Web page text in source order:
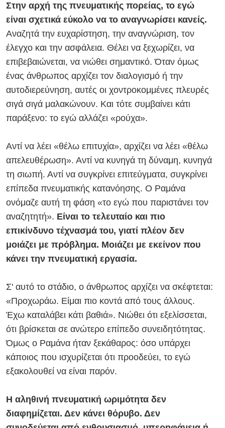
Στην αρχή της πνευματικής πορείας, το εγώ
είναι σχετικά εύκολο να το αναγνωρίσει κανείς.
Αναζητά την ευχαρίστηση, την αναγνώριση, τον
έλεγχο και την ασφάλεια. Θέλει να ξεχωρίζει, να
επιβεβαιώνεται, να νιώθει σημαντικό. Όταν όμως
ένας άνθρωπος αρχίζει τον διαλογισμό ή την
αυτοδιερεύνηση, αυτές οι χοντροκομμένες πλευρές
σιγά σιγά μαλακώνουν. Και τότε συμβαίνει κάτι
παράξενο: το εγώ αλλάζει «ρούχα».
Αντί να λέει «θέλω επιτυχία», αρχίζει να λέει «θέλω
απελευθέρωση». Αντί να κυνηγά τη δύναμη, κυνηγά
τη σιωπή. Αντί να συγκρίνει επιτεύγματα, συγκρίνει
επίπεδα πνευματικής κατανόησης. Ο Ραμάνα
ονόμαζε αυτή τη φάση «το εγώ που παριστάνει τον
αναζητητή». Είναι το τελευταίο και πιο
επικίνδυνο τέχνασμά του, γιατί πλέον δεν
μοιάζει με πρόβλημα. Μοιάζει με εκείνον που
κάνει την πνευματική εργασία.
Σ' αυτό το στάδιο, ο άνθρωπος αρχίζει να σκέφτεται:
«Προχωράω. Είμαι πιο κοντά από τους άλλους.
Έχω καταλάβει κάτι βαθιά». Νιώθει ότι εξελίσσεται,
ότι βρίσκεται σε ανώτερο επίπεδο συνειδητότητας.
Όμως ο Ραμάνα ήταν ξεκάθαρος: όσο υπάρχει
κάποιος που ισχυρίζεται ότι προοδεύει, το εγώ
εξακολουθεί να είναι παρόν.
Η αληθινή πνευματική ωριμότητα δεν
διαφημίζεται. Δεν κάνει θόρυβο. Δεν